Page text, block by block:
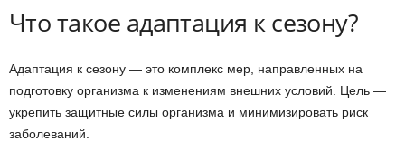
Что такое адаптация к сезону?
Адаптация к сезону — это комплекс мер, направленных на
подготовку организма к изменениям внешних условий. Цель —
укрепить защитные силы организма и минимизировать риск
заболеваний.